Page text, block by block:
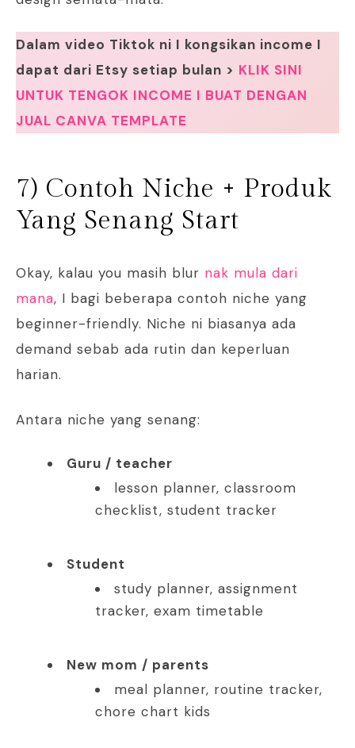
Dalam video Tiktok ni I kongsikan income I
dapat dari Etsy setiap bulan > KLIK SINI
UNTUK TENGOK INCOME I BUAT DENGAN
JUAL CANVA TEMPLATE
7) Contoh Niche + Produk
Yang Senang Start
Okay, kalau you masih blur nak mula dari
mana, I bagi beberapa contoh niche yang
beginner-friendly. Niche ni biasanya ada
demand sebab ada rutin dan keperluan
harian.
Antara niche yang senang:
Guru / teacher
lesson planner, classroom
checklist, student tracker
Student
study planner, assignment
tracker, exam timetable
New mom / parents
meal planner, routine tracker,
chore chart kids